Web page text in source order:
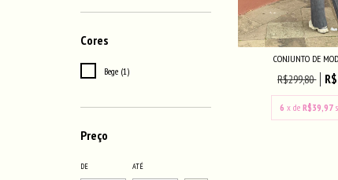
Cores
Bege (1)
Preço
DE ATÉ
CONJUNTO DE
R$299,80
6 x de R$39,97